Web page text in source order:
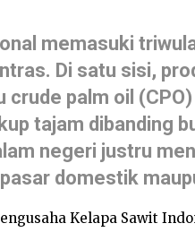
memasuki
Di satu sisi,
palm oil
tajam dibanding
negeri justru
domestik
Kelapa Sawit